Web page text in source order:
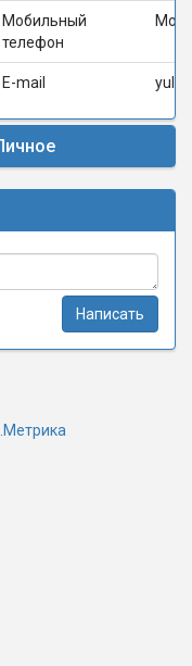
Мобильный
телефон
Мой
E-mail
Написать